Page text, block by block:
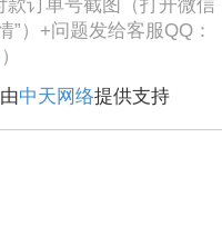
款订单号截图（打开微信
”）+问题发给客服QQ：
）
中天网络提供支持